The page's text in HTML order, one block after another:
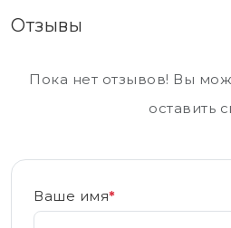
Отзывы
Пока нет отзывов! Вы
оставить
Ваше имя*